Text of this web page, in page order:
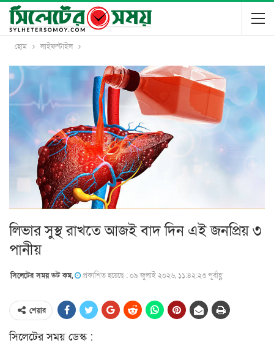
হোম লাইফস্টাইল
লিভার সুস্থ রাখতে আজই বাদ দিন এই জনপ্রিয় ৩
পানীয়
সিলেটের সময় ডট কম, প্রকাশিত হয়েছে : ০৯ জুলাই ২০২৬, ১১:৪২:২৩ পূর্বাহ্ণ
শেয়ার
সিলেটের সময় ডেস্ক :